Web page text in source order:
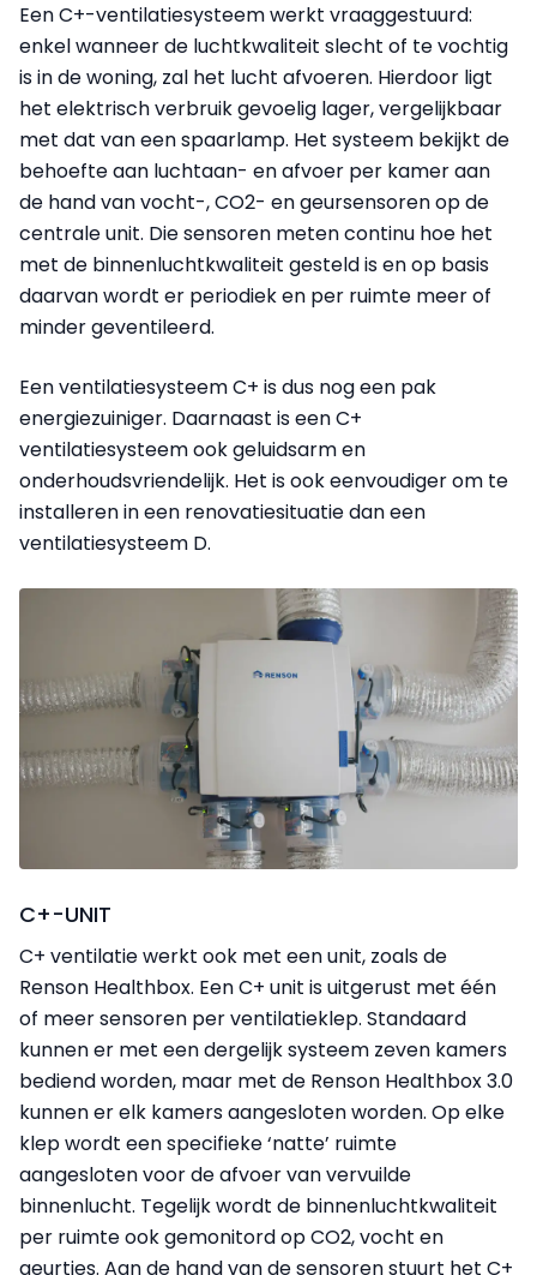
Een C+-ventilatiesysteem werkt vraaggestuurd:
enkel wanneer de luchtkwaliteit slecht of te vochtig
is in de woning, zal het lucht afvoeren. Hierdoor ligt
het elektrisch verbruik gevoelig lager, vergelijkbaar
met dat van een spaarlamp. Het systeem bekijkt de
behoefte aan luchtaan- en afvoer per kamer aan
de hand van vocht-, CO2- en geursensoren op de
centrale unit. Die sensoren meten continu hoe het
met de binnenluchtkwaliteit gesteld is en op basis
daarvan wordt er periodiek en per ruimte meer of
minder geventileerd.
Een ventilatiesysteem C+ is dus nog een pak
energiezuiniger. Daarnaast is een C+
ventilatiesysteem ook geluidsarm en
onderhoudsvriendelijk. Het is ook eenvoudiger om te
installeren in een renovatiesituatie dan een
ventilatiesysteem D.
C+-UNIT
C+ ventilatie werkt ook met een unit, zoals de
Renson Healthbox. Een C+ unit is uitgerust met één
of meer sensoren per ventilatieklep. Standaard
kunnen er met een dergelijk systeem zeven kamers
bediend worden, maar met de Renson Healthbox 3.0
kunnen er elk kamers aangesloten worden. Op elke
klep wordt een specifieke ‘natte’ ruimte
aangesloten voor de afvoer van vervuilde
binnenlucht. Tegelijk wordt de binnenluchtkwaliteit
per ruimte ook gemonitord op CO2, vocht en
geurtjes. Aan de hand van de sensoren stuurt het C+